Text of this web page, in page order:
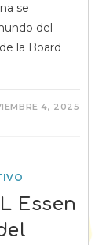
se
del
la Board
4, 2025
Essen